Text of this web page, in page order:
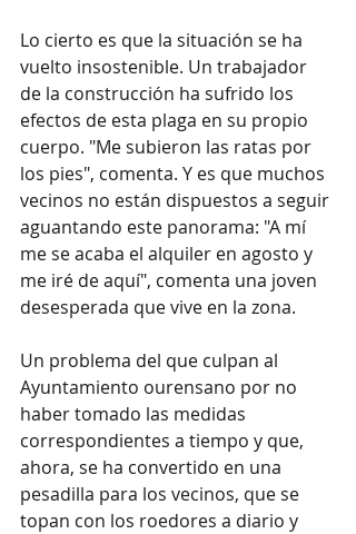
Lo cierto es que la situación se ha
vuelto insostenible. Un trabajador
de la construcción ha sufrido los
efectos de esta plaga en su propio
cuerpo. "Me subieron las ratas por
los pies", comenta. Y es que muchos
vecinos no están dispuestos a seguir
aguantando este panorama: "A mí
me se acaba el alquiler en agosto y
me iré de aquí", comenta una joven
desesperada que vive en la zona.
Un problema del que culpan al
Ayuntamiento ourensano por no
haber tomado las medidas
correspondientes a tiempo y que,
ahora, se ha convertido en una
pesadilla para los vecinos, que se
topan con los roedores a diario y